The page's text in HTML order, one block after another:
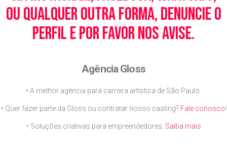
ou qualquer outra forma, denuncie o
perfil e por favor nos avise.
Agência Gloss
• A melhor agência para carreira artística de São Paulo.
• Quer fazer parte da Gloss ou contratar nosso casting? Fale conosco!
• Soluções criativas para empreendedores. Saiba mais